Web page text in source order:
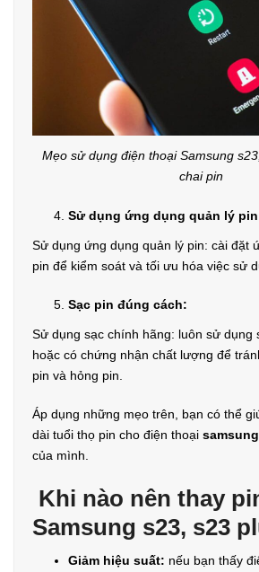
Mẹo sử dụng điện thoại Samsung
chai pin
Sử dụng ứng dụng quản lý
Sử dụng ứng dụng quản lý pin: cài đặt
pin để kiểm soát và tối ưu hóa việc sử
Sạc pin đúng cách:
Sử dụng sạc chính hãng: luôn sử dụng
hoặc có chứng nhận chất lượng để
pin và hỏng pin.
Áp dụng những mẹo trên, bạn có thể
dài tuổi thọ pin cho điện thoại
của mình.
Khi nào nên thay
Samsung s23, s23
Giảm hiệu suất: nếu bạn thấy